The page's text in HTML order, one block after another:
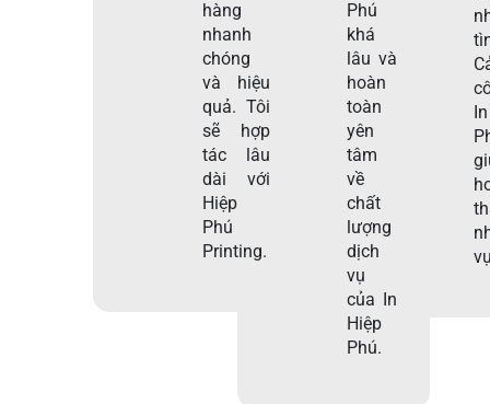
hàng
nhanh
chóng
và hiệu
quả. Tôi
sẽ hợp
tác lâu
dài với
Hiệp
Phú
Printing.
Phú
khá
lâu và
hoàn
toàn
yên
tâm
về
chất
lượng
dịch
vụ
của In
Hiệp
Phú.